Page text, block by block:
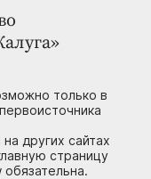
только в
других сайтах
страницу